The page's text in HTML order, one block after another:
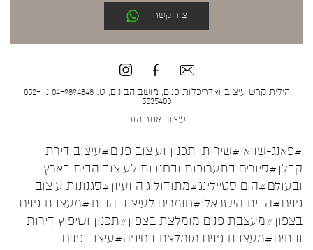
צור קשר
הילית קרש עיצוב ואדריכלות פנים, מושב הבונים, ט: 04-9894848 נ: 052-
5535400
עיצוב אתר מוזי
#פאנג-שוואי#שירותי תכנון ועיצוב פנים#עיצוב דירת
קבלן #סיורים בתערוכות ובחנויות לעיצוב הבית בארץ
ובעולם#הום סטיילינג#מתודולוגיה ועיון #סגנונות עיצוב
פנים#הבית הישראלי#חומרים לעיצוב הבית#מעצבת פנים
בצפון #מעצבת פנים מומלצת בצפון#תכנון ושיפוץ דירות
ובתים#מעצבת פנים מומלצת בחיפה#עיצוב פנים